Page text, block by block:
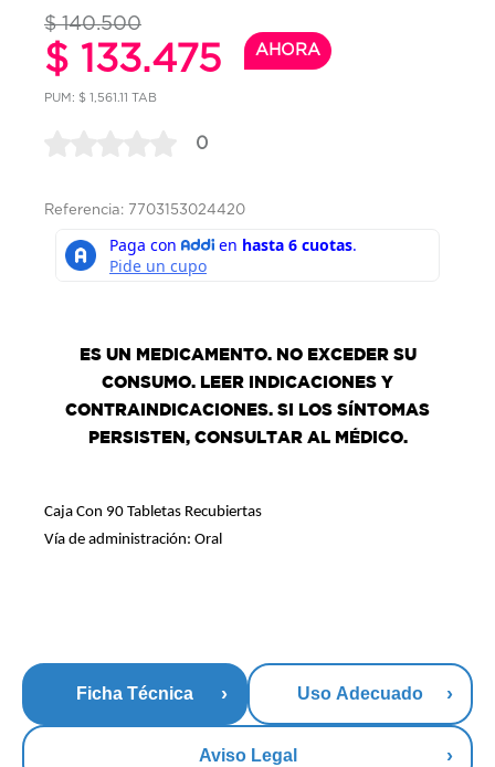
$ 140.500
$ 133.475 AHORA
PUM: $ 1,561.11 TAB
0
Referencia: 7703153024420
ES UN MEDICAMENTO. NO EXCEDER SU
CONSUMO. LEER INDICACIONES Y
CONTRAINDICACIONES. SI LOS SÍNTOMAS
PERSISTEN, CONSULTAR AL MÉDICO.
Caja Con 90 Tabletas Recubiertas
Vía de administración: Oral
Ficha Técnica Uso Adecuado
Aviso Legal